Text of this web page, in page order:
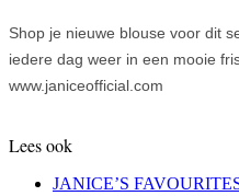
Shop je nieuwe blouse voor dit
iedere dag weer in een mooie
www.janiceofficial.com
Lees ook
JANICE’S